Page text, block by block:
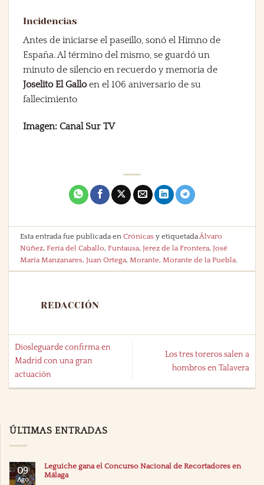
Incidencias
Antes de iniciarse el paseíllo, sonó el Himno de
España. Al término del mismo, se guardó un
minuto de silencio en recuerdo y memoria de
Joselito El Galloen el 106 aniversario de su
fallecimiento
Imagen: Canal Sur TV
Esta entrada fue publicada enCrónicas y etiquetadaÁlvaro
Núñez,Feria del Caballo,Funtausa,Jerez de la Frontera,José
María Manzanares,Juan Ortega,Morante,Morante de la Puebla.
REDACCIÓN
Diosleguarde confirma en
Madrid con una gran
actuación
Los tres toreros salen a
hombros en Talavera
ÚLTIMAS ENTRADAS
09
Ago
Leguiche gana el Concurso Nacional de Recortadores en
Málaga